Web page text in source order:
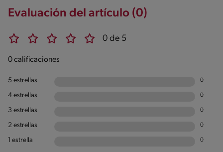
Evaluación del artículo (0)
0 de 5
0 calificaciones
5 estrellas 0
4 estrellas 0
3 estrellas 0
2 estrellas 0
1 estrella 0